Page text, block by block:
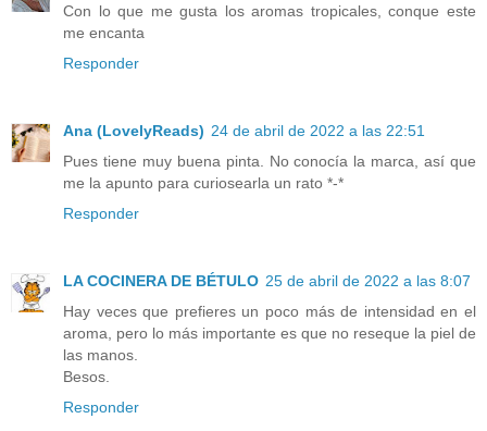
Con lo que me gusta los aromas tropicales, conque este
me encanta
Responder
Ana (LovelyReads) 24 de abril de 2022 a las 22:51
Pues tiene muy buena pinta. No conocía la marca, así que
me la apunto para curiosearla un rato *-*
Responder
LA COCINERA DE BÉTULO 25 de abril de 2022 a las 8:07
Hay veces que prefieres un poco más de intensidad en el
aroma, pero lo más importante es que no reseque la piel de
las manos.
Besos.
Responder